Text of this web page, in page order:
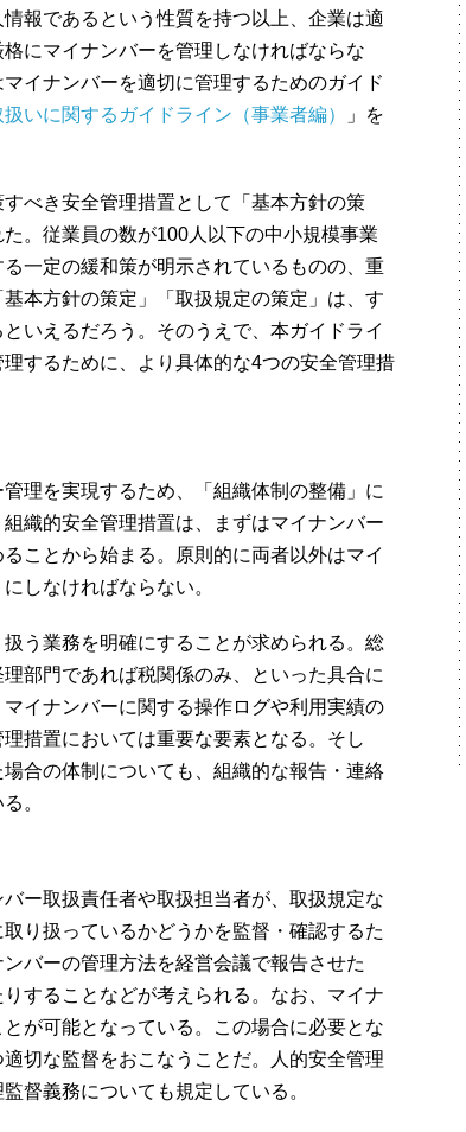
報であるという性質を持つ以上、企業は適
にマイナンバーを管理しなければならな
イナンバーを適切に管理するためのガイド
いに関するガイドライン（事業者編）
」を
べき安全管理措置として「基本方針の策
。従業員の数が100人以下の中小規模事業
一定の緩和策が明示されているものの、重
本方針の策定」「取扱規定の策定」は、す
いえるだろう。そのうえで、本ガイドライ
するために、より具体的な4つの安全管理措
理を実現するため、「組織体制の整備」に
織的安全管理措置は、まずはマイナンバー
ことから始まる。原則的に両者以外はマイ
しなければならない。
う業務を明確にすることが求められる。総
部門であれば税関係のみ、といった具合に
イナンバーに関する操作ログや利用実績の
措置においては重要な要素となる。そし
合の体制についても、組織的な報告・連絡
。
ー取扱責任者や取扱担当者が、取扱規定な
り扱っているかどうかを監督・確認するた
バーの管理方法を経営会議で報告させた
することなどが考えられる。なお、マイナ
が可能となっている。この場合に必要とな
切な監督をおこなうことだ。人的安全管理
督義務についても規定している。